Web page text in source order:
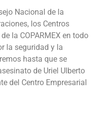
Nacional de la
los Centros
la COPARMEX en todo
la seguridad y la
hasta que se
de Uriel Ulberto
del Centro Empresarial